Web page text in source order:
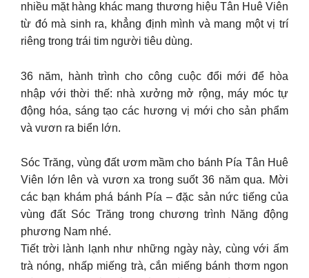
nhiều mặt hàng khác mang thương hiệu Tân Huê Viên
từ đó mà sinh ra, khẳng định mình và mang một vị trí
riêng trong trái tim người tiêu dùng.
36 năm, hành trình cho công cuộc đổi mới để hòa
nhập với thời thế: nhà xưởng mở rộng, máy móc tự
động hóa, sáng tạo các hương vị mới cho sản phẩm
và vươn ra biển lớn.
Sóc Trăng, vùng đất ươm mầm cho bánh Pía Tân Huê
Viên lớn lên và vươn xa trong suốt 36 năm qua. Mời
các bạn khám phá bánh Pía – đặc sản nức tiếng của
vùng đất Sóc Trăng trong chương trình Năng động
phương Nam nhé.
Tiết trời lành lạnh như những ngày này, cùng với ấm
trà nóng, nhấp miếng trà, cắn miếng bánh thơm ngon